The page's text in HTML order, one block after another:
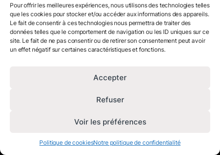
Pour offrir les meilleures expériences, nous utilisons des technologies telles
que les cookies pour stocker et/ou accéder aux informations des appareils.
Le fait de consentir à ces technologies nous permettra de traiter des
données telles que le comportement de navigation ou les ID uniques sur ce
site. Le fait de ne pas consentir ou de retirer son consentement peut avoir
un effet négatif sur certaines caractéristiques et fonctions.
Accepter
Refuser
Voir les préférences
Politique de cookiesNotre politique de confidentialité